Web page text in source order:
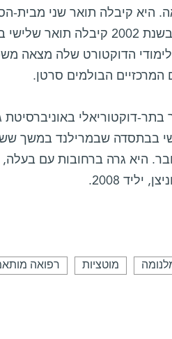
היא קיבלה תואר שני
בירושלים, ובשנת 2002
המרכזיים הבולמים סרטן.
דוקטוריאלי
היא גרה ברחובות עם בעלה,
רפואה מוטציות